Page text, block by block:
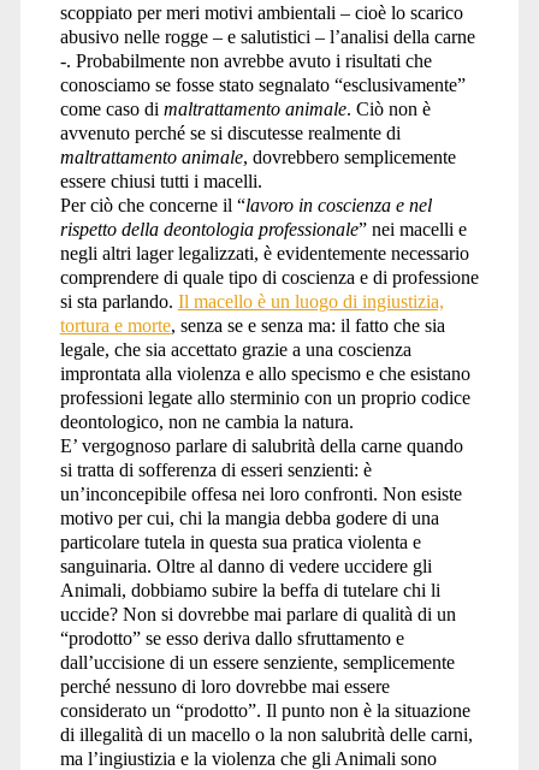
scoppiato per meri motivi ambientali – cioè lo scarico
abusivo nelle rogge – e salutistici – l’analisi della carne
-. Probabilmente non avrebbe avuto i risultati che
conosciamo se fosse stato segnalato “esclusivamente”
come caso di maltrattamento animale. Ciò non è
avvenuto perché se si discutesse realmente di
maltrattamento animale, dovrebbero semplicemente
essere chiusi tutti i macelli.
Per ciò che concerne il “lavoro in coscienza e nel
rispetto della deontologia professionale” nei macelli e
negli altri lager legalizzati, è evidentemente necessario
comprendere di quale tipo di coscienza e di professione
si sta parlando. Il macello è un luogo di ingiustizia,
tortura e morte, senza se e senza ma: il fatto che sia
legale, che sia accettato grazie a una coscienza
improntata alla violenza e allo specismo e che esistano
professioni legate allo sterminio con un proprio codice
deontologico, non ne cambia la natura.
E’ vergognoso parlare di salubrità della carne quando
si tratta di sofferenza di esseri senzienti: è
un’inconcepibile offesa nei loro confronti. Non esiste
motivo per cui, chi la mangia debba godere di una
particolare tutela in questa sua pratica violenta e
sanguinaria. Oltre al danno di vedere uccidere gli
Animali, dobbiamo subire la beffa di tutelare chi li
uccide? Non si dovrebbe mai parlare di qualità di un
“prodotto” se esso deriva dallo sfruttamento e
dall’uccisione di un essere senziente, semplicemente
perché nessuno di loro dovrebbe mai essere
considerato un “prodotto”. Il punto non è la situazione
di illegalità di un macello o la non salubrità delle carni,
ma l’ingiustizia e la violenza che gli Animali sono